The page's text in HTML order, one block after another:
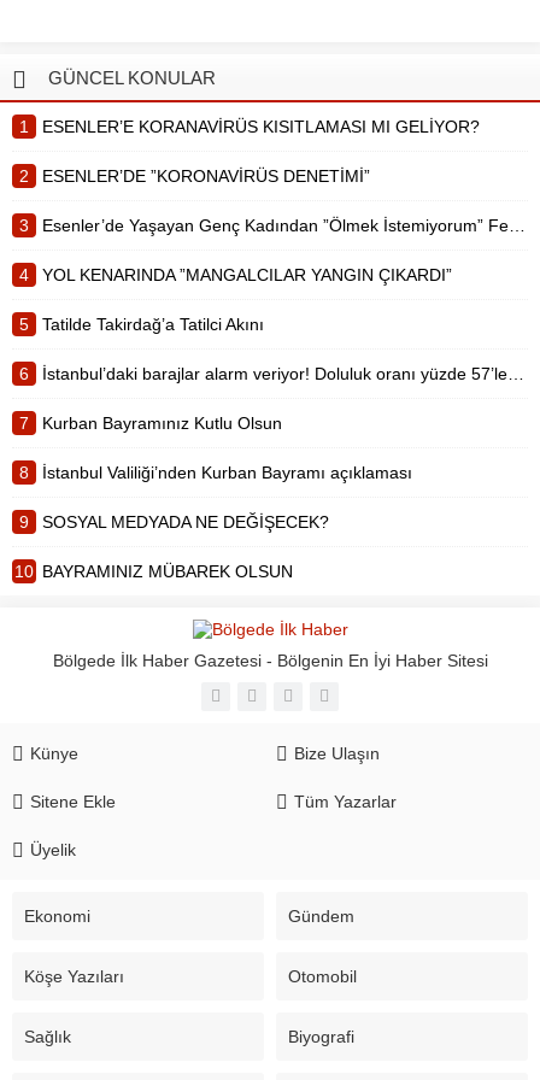
tedbirler arasında, bayramlaşmanın
GÜNCEL KONULAR
1 ESENLER’E KORANAVİRÜS KISITLAMASI MI GELİYOR?
2 ESENLER’DE ”KORONAVİRÜS DENETİMİ”
3 Esenler’de Yaşayan Genç Kadından ”Ölmek İstemiyorum” Feryadı
4 YOL KENARINDA ”MANGALCILAR YANGIN ÇIKARDI”
5 Tatilde Takirdağ’a Tatilci Akını
6 İstanbul’daki barajlar alarm veriyor! Doluluk oranı yüzde 57’lere düştü
7 Kurban Bayramınız Kutlu Olsun
8 İstanbul Valiliği’nden Kurban Bayramı açıklaması
9 SOSYAL MEDYADA NE DEĞİŞECEK?
10 BAYRAMINIZ MÜBAREK OLSUN
Bölgede İlk Haber Gazetesi - Bölgenin En İyi Haber Sitesi
Künye Bize Ulaşın
Sitene Ekle Tüm Yazarlar
Üyelik
Ekonomi Gündem
Köşe Yazıları Otomobil
Sağlık Biyografi